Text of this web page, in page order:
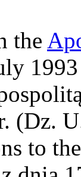
the
(Dz.
to